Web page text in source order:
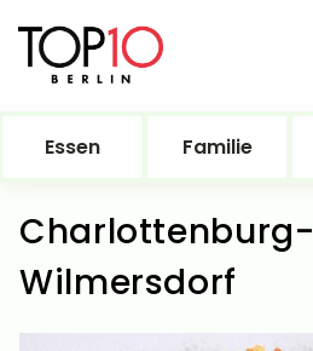
Essen Familie
Charlottenburg-
Wilmersdorf